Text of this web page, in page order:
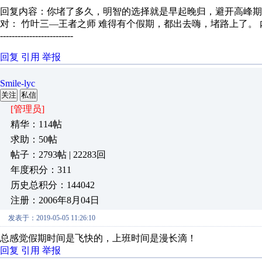
回复内容：你堵了多久，明智的选择就是早起晚归，避开高峰期
对： 竹叶三—王者之师 难得有个假期，都出去嗨，堵路上了。
-------------------------
回复 引用 举报
Smile-lyc
关注 私信
[管理员]
精华：114帖
求助：50帖
帖子：2793帖 | 22283回
年度积分：311
历史总积分：144042
注册：2006年8月04日
发表于：2019-05-05 11:26:10
总感觉假期时间是飞快的，上班时间是漫长滴！
回复 引用 举报